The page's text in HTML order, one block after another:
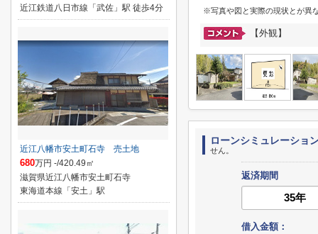
※写真や図と実際の現状とが異
【外観】
ローンシミュレーショ
せん。
返済期間
借入金額：
近江鉄道八日市線「武佐」駅 徒歩4分
近江八幡市安土町石寺 売土地
680万円 -/420.49㎡
滋賀県近江八幡市安土町石寺
東海道本線「安土」駅